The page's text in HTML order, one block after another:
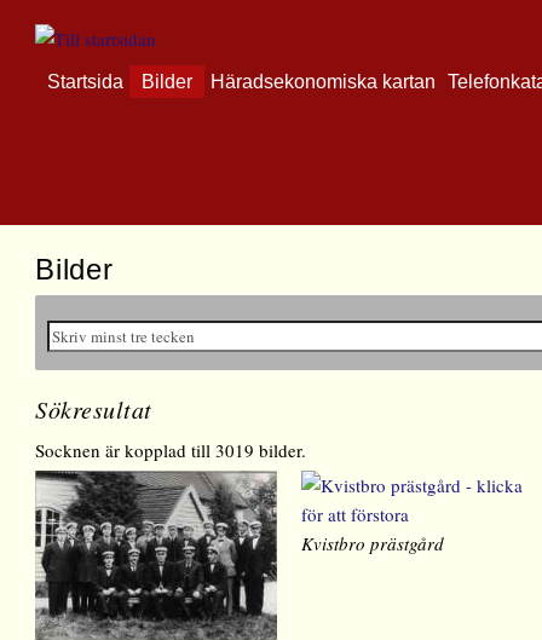
Startsida Bilder Häradsekonomiska kartan
Bilder
Sökresultat
Socknen är kopplad till 3019 bilder.
Kvistbro prästgård